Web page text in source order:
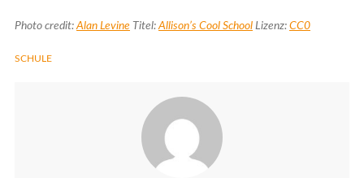
Photo credit:Alan Levine Titel:Allison’s Cool School Lizenz: CC0
SCHULE